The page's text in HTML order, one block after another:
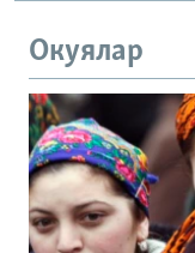
Окуялар